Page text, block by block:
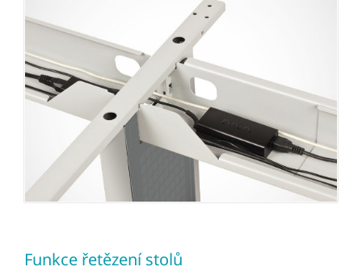
Funkce řetězení stolů